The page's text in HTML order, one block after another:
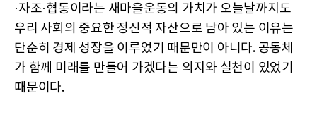
·자조·협동이라는 새마을운동의 가치가 오늘날까지도
우리 사회의 중요한 정신적 자산으로 남아 있는 이유는
단순히 경제 성장을 이루었기 때문만이 아니다. 공동체
가 함께 미래를 만들어 가겠다는 의지와 실천이 있었기
때문이다.